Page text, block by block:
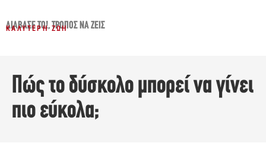
ΔΙΆΒΑΣΈ ΤΟ!,ΤΡΌΠΟΣ ΝΑ ΖΕΙΣ
ΚΑΛΎΤΕΡΗ ΖΩΉ
Πώς το δύσκολο μπορεί να γίνει
πιο εύκολα;